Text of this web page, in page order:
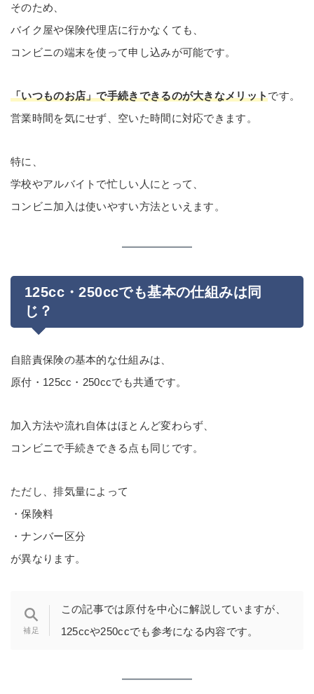
そのため、
バイク屋や保険代理店に行かなくても、
コンビニの端末を使って申し込みが可能です。
「いつものお店」で手続きできるのが大きなメリットです。
営業時間を気にせず、空いた時間に対応できます。
特に、
学校やアルバイトで忙しい人にとって、
コンビニ加入は使いやすい方法といえます。
125cc・250ccでも基本の仕組みは同
じ？
自賠責保険の基本的な仕組みは、
原付・125cc・250ccでも共通です。
加入方法や流れ自体はほとんど変わらず、
コンビニで手続きできる点も同じです。
ただし、排気量によって
・保険料
・ナンバー区分
が異なります。
この記事では原付を中心に解説していますが、
125ccや250ccでも参考になる内容です。